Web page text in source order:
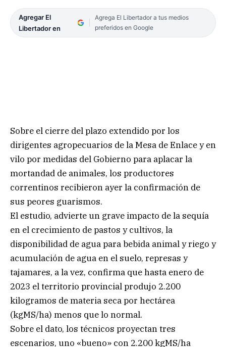
Agregar El
Libertador en
Agrega El Libertador a tus medios
preferidos en Google
Sobre el cierre del plazo extendido por los
dirigentes agropecuarios de la Mesa de Enlace y en
vilo por medidas del Gobierno para aplacar la
mortandad de animales, los productores
correntinos recibieron ayer la confirmación de
sus peores guarismos.
El estudio, advierte un grave impacto de la sequía
en el crecimiento de pastos y cultivos, la
disponibilidad de agua para bebida animal y riego y
acumulación de agua en el suelo, represas y
tajamares, a la vez, confirma que hasta enero de
2023 el territorio provincial produjo 2.200
kilogramos de materia seca por hectárea
(kgMS/ha) menos que lo normal.
Sobre el dato, los técnicos proyectan tres
escenarios, uno «bueno» con 2.200 kgMS/ha